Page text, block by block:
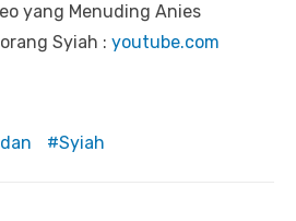
yang Menuding Anies
Syiah : youtube.com
Syiah